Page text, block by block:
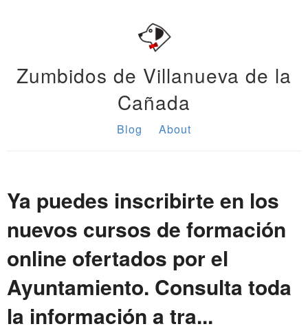
Zumbidos de Villanueva de la
Cañada
Blog About
Ya puedes inscribirte en los
nuevos cursos de formación
online ofertados por el
Ayuntamiento. Consulta toda
la información a tra...